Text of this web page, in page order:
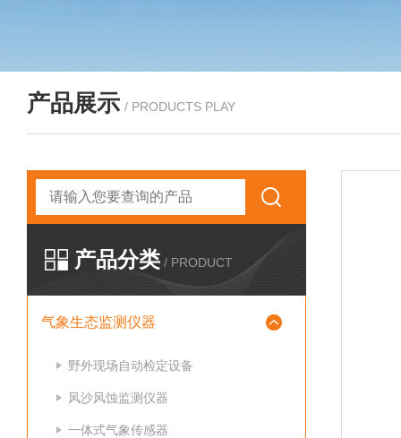
产品展示 / PRODUCTS PLAY
产品分类 / PRODUCT
气象生态监测仪器
野外现场自动检定设备
风沙风蚀监测仪器
一体式气象传感器